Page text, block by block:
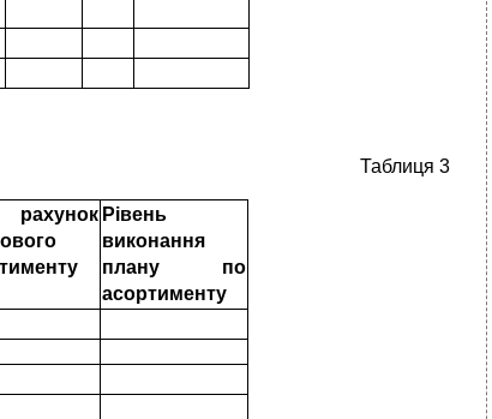
Таблиця 3
Рівень
виконання
плану по
асортименту